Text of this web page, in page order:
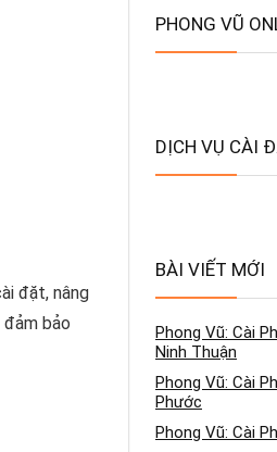
đặt, nâng
bảo
PHONG VŨ
DỊCH VỤ CÀI
BÀI VIẾT MỚI
Phong Vũ: Cài
Ninh Thuận
Phong Vũ: Cài
Phước
Phong Vũ: Cài